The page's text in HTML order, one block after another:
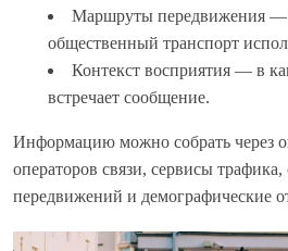
Маршруты передвижения —
общественный транспорт
Контекст восприятия — в
встречает сообщение.
Информацию можно собрать через
операторов связи, сервисы трафика,
передвижений и демографические